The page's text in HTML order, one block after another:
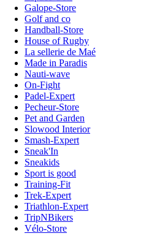
Galope-Store
Golf and co
Handball-Store
House of Rugby
La sellerie de Maé
Made in Paradis
Nauti-wave
On-Fight
Padel-Expert
Pecheur-Store
Pet and Garden
Slowood Interior
Smash-Expert
Sneak'In
Sneakids
Sport is good
Training-Fit
Trek-Expert
Triathlon-Expert
TripNBikers
Vélo-Store